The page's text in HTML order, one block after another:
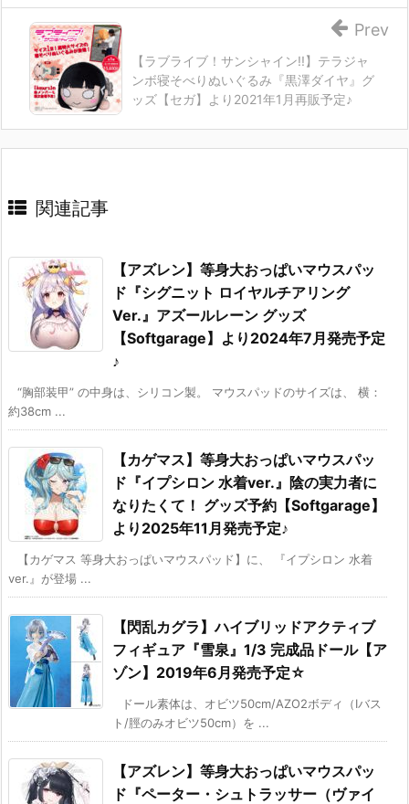
【ラブライブ！サンシャイン!!】テラジャ
ンボ寝そべりぬいぐるみ『黒澤ダイヤ』グ
ッズ【セガ】より2021年1月再販予定♪
Prev
関連記事
【アズレン】等身大おっぱいマウスパッ
ド『シグニット ロイヤルチアリング
Ver.』アズールレーン グッズ
【Softgarage】より2024年7月発売予定
♪
“胸部装甲” の中身は、シリコン製。 マウスパッドのサイズは、 横：
約38cm ...
【カゲマス】等身大おっぱいマウスパッ
ド『イプシロン 水着ver.』陰の実力者に
なりたくて！ グッズ予約【Softgarage】
より2025年11月発売予定♪
【カゲマス 等身大おっぱいマウスパッド】に、 『イプシロン 水着
ver.』が登場 ...
【閃乱カグラ】ハイブリッドアクティブ
フィギュア『雪泉』1/3 完成品ドール【ア
ゾン】2019年6月発売予定☆
ドール素体は、オビツ50cm/AZO2ボディ（Iバス
ト/脛のみオビツ50cm）を ...
【アズレン】等身大おっぱいマウスパッ
ド『ペーター・シュトラッサー（ヴァイ